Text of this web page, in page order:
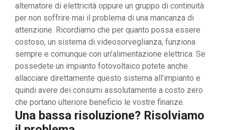
alternatore di elettricità oppure un gruppo di continuità
per non soffrire mai il problema di una mancanza di
attenzione. Ricordiamo che per quanto possa essere
costoso, un sistema di videosorveglianza, funziona
sempre e comunque con un’alimentazione elettrica. Se
possedete un impianto fotovoltaico potete anche
allacciare direttamente questo sistema all’impianto e
quindi avere dei consumi assolutamente a costo zero
che portano ulteriore beneficio le vostre finanze.
Una bassa risoluzione? Risolviamo